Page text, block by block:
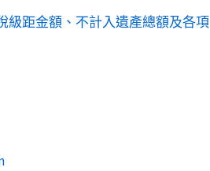
級距金額、不計入遺產總額及各項